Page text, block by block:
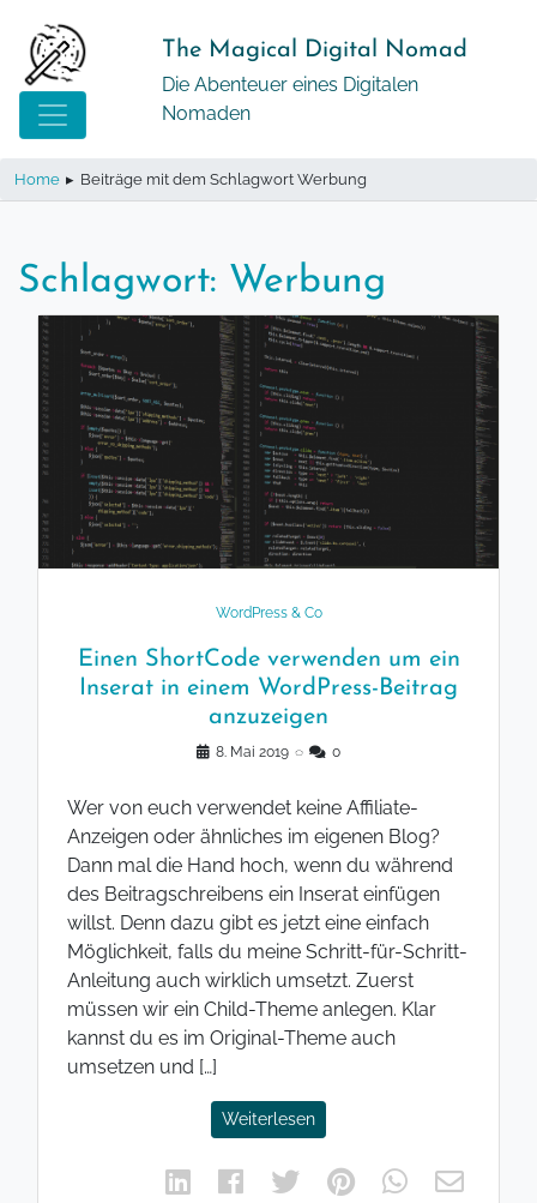
zum
Inhalt
The Magical Digital Nomad
Die Abenteuer eines Digitalen
Nomaden
Home ▸ Beiträge mit dem Schlagwort Werbung
Schlagwort: Werbung
WordPress & Co
Einen ShortCode verwenden um ein
Inserat in einem WordPress-Beitrag
anzuzeigen
8. Mai 2019 ◌ 0
Wer von euch verwendet keine Affiliate-
Anzeigen oder ähnliches im eigenen Blog?
Dann mal die Hand hoch, wenn du während
des Beitragschreibens ein Inserat einfügen
willst. Denn dazu gibt es jetzt eine einfach
Möglichkeit, falls du meine Schritt-für-Schritt-
Anleitung auch wirklich umsetzt. Zuerst
müssen wir ein Child-Theme anlegen. Klar
kannst du es im Original-Theme auch
umsetzen und […]
Weiterlesen